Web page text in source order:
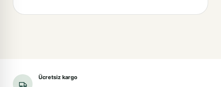
Ücretsiz kargo